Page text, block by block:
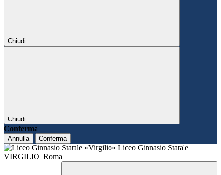
Chiudi
Chiudi
Conferma
Annulla Conferma
Liceo Ginnasio Statale
VIRGILIO Roma